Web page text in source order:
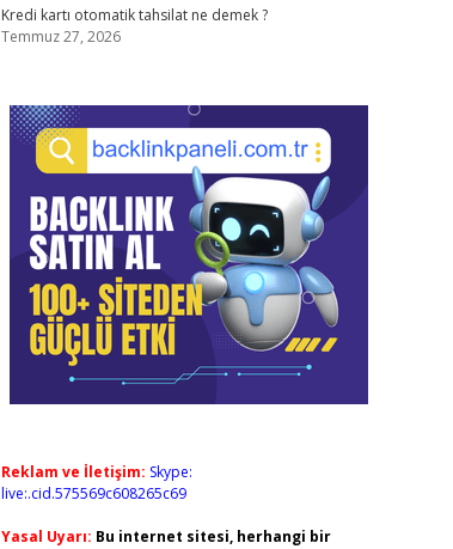
Kredi kartı otomatik tahsilat ne demek ?
Temmuz 27, 2026
Reklam ve İletişim: Skype:
live:.cid.575569c608265c69
Yasal Uyarı: Bu internet sitesi, herhangi bir